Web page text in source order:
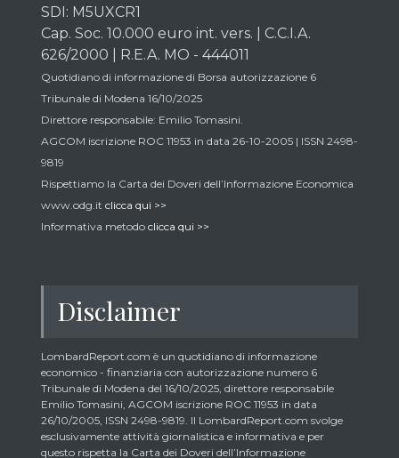
SDI: M5UXCR1
Cap. Soc. 10.000 euro int. vers. | C.C.I.A.
626/2000 | R.E.A. MO - 444011
Quotidiano di informazione di Borsa autorizzazione 6
Tribunale di Modena 16/10/2025
Direttore responsabile: Emilio Tomasini.
AGCOM iscrizione ROC 11953 in data 26-10-2005 | ISSN 2498-
9819
Rispettiamo la Carta dei Doveri dell’Informazione Economica
www.odg.it clicca qui >>
Informativa metodo clicca qui >>
Disclaimer
LombardReport.com è un quotidiano di informazione
economico - finanziaria con autorizzazione numero 6
Tribunale di Modena del 16/10/2025, direttore responsabile
Emilio Tomasini, AGCOM iscrizione ROC 11953 in data
26/10/2005, ISSN 2498-9819. Il LombardReport.com svolge
esclusivamente attività giornalistica e informativa e per
questo rispetta la Carta dei Doveri dell’Informazione